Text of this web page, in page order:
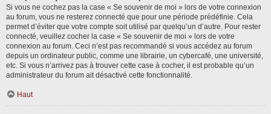
Si vous ne cochez pas la case « Se souvenir de moi » lors de votre connexion
au forum, vous ne resterez connecté que pour une période prédéfinie. Cela
permet d’éviter que votre compte soit utilisé par quelqu’un d’autre. Pour rester
connecté, veuillez cocher la case « Se souvenir de moi » lors de votre
connexion au forum. Ceci n’est pas recommandé si vous accédez au forum
depuis un ordinateur public, comme une librairie, un cybercafé, une université,
etc. Si vous n’arrivez pas à trouver cette case à cocher, il est probable qu’un
administrateur du forum ait désactivé cette fonctionnalité.
Haut